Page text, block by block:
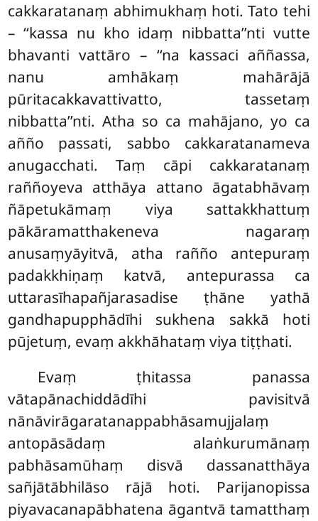
cakkaratanaṃ abhimukhaṃ hoti. Tato tehi
– ‘‘kassa nu kho idaṃ nibbatta’’nti vutte
bhavanti vattāro – ‘‘na kassaci aññassa,
nanu amhākaṃ mahārājā
pūritacakkavattivatto, tassetaṃ
nibbatta’’nti. Atha so ca mahājano, yo ca
añño passati, sabbo cakkaratanameva
anugacchati. Taṃ cāpi cakkaratanaṃ
raññoyeva atthāya attano āgatabhāvaṃ
ñāpetukāmaṃ viya sattakkhattuṃ
pākāramatthakeneva nagaraṃ
anusaṃyāyitvā, atha rañño antepuraṃ
padakkhiṇaṃ katvā, antepurassa ca
uttarasīhapañjarasadise ṭhāne yathā
gandhapupphādīhi sukhena sakkā hoti
pūjetuṃ, evaṃ akkhāhataṃ viya tiṭṭhati.
Evaṃ ṭhitassa panassa
vātapānachiddādīhi pavisitvā
nānāvirāgaratanappabhāsamujjalaṃ
antopāsādaṃ alaṅkurumānaṃ
pabhāsamūhaṃ disvā dassanatthāya
sañjātābhilāso rājā hoti. Parijanopissa
piyavacanapābhatena āgantvā tamatthaṃ